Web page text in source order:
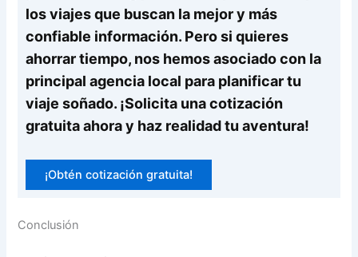
los viajes que buscan la mejor y más
confiable información. Pero si quieres
ahorrar tiempo, nos hemos asociado con la
principal agencia local para planificar tu
viaje soñado. ¡Solicita una cotización
gratuita ahora y haz realidad tu aventura!
¡Obtén cotización gratuita!
Conclusión